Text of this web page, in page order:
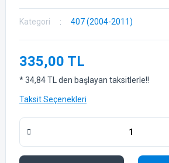
Kategori 407 (2004-2011)
335,00 TL
* 34,84 TL den başlayan taksitlerle!!
Taksit Seçenekleri